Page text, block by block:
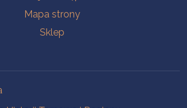
Mapa strony
Sklep